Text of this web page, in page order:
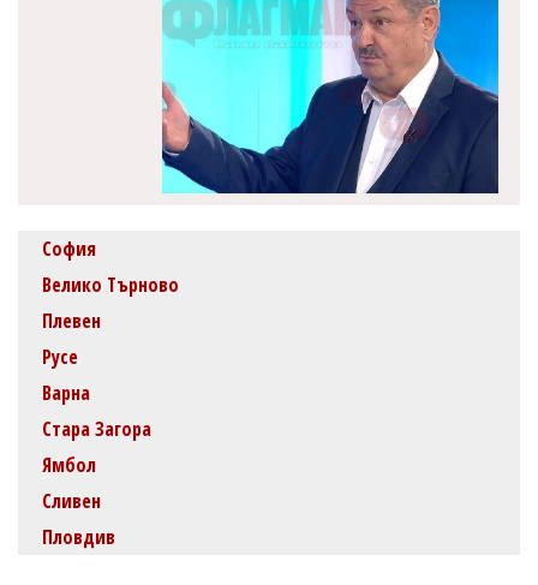
София
Велико Търново
Плевен
Русе
Варна
Стара Загора
Ямбол
Сливен
Пловдив